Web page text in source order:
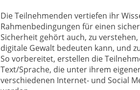
Die Teilnehmenden vertiefen ihr
Rahmenbedingungen für einen
Sicherheit gehört auch, zu
digitale Gewalt bedeuten kann, und
So vorbereitet, erstellen die
Text/Sprache, die unter ihrem
verschiedenen Internet- und Social